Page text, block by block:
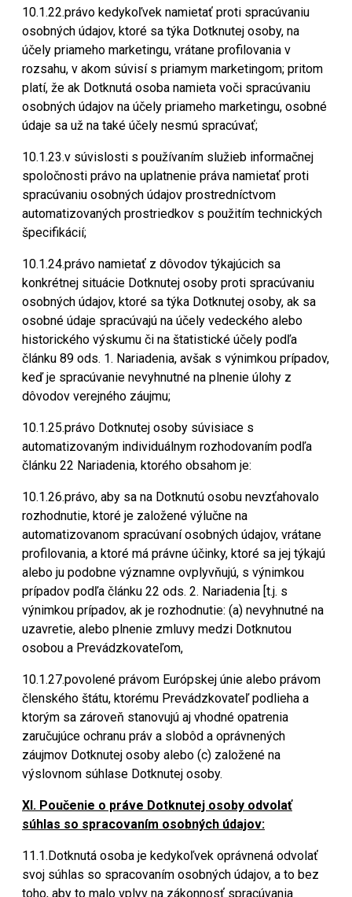
10.1.22.právo kedykoľvek namietať proti spracúvaniu
osobných údajov, ktoré sa týka Dotknutej osoby, na
účely priameho marketingu, vrátane profilovania v
rozsahu, v akom súvisí s priamym marketingom; pritom
platí, že ak Dotknutá osoba namieta voči spracúvaniu
osobných údajov na účely priameho marketingu, osobné
údaje sa už na také účely nesmú spracúvať;
10.1.23.v súvislosti s používaním služieb informačnej
spoločnosti právo na uplatnenie práva namietať proti
spracúvaniu osobných údajov prostredníctvom
automatizovaných prostriedkov s použitím technických
špecifikácií;
10.1.24.právo namietať z dôvodov týkajúcich sa
konkrétnej situácie Dotknutej osoby proti spracúvaniu
osobných údajov, ktoré sa týka Dotknutej osoby, ak sa
osobné údaje spracúvajú na účely vedeckého alebo
historického výskumu či na štatistické účely podľa
článku 89 ods. 1. Nariadenia, avšak s výnimkou prípadov,
keď je spracúvanie nevyhnutné na plnenie úlohy z
dôvodov verejného záujmu;
10.1.25.právo Dotknutej osoby súvisiace s
automatizovaným individuálnym rozhodovaním podľa
článku 22 Nariadenia, ktorého obsahom je:
10.1.26.právo, aby sa na Dotknutú osobu nevzťahovalo
rozhodnutie, ktoré je založené výlučne na
automatizovanom spracúvaní osobných údajov, vrátane
profilovania, a ktoré má právne účinky, ktoré sa jej týkajú
alebo ju podobne významne ovplyvňujú, s výnimkou
prípadov podľa článku 22 ods. 2. Nariadenia [t.j. s
výnimkou prípadov, ak je rozhodnutie: (a) nevyhnutné na
uzavretie, alebo plnenie zmluvy medzi Dotknutou
osobou a Prevádzkovateľom,
10.1.27.povolené právom Európskej únie alebo právom
členského štátu, ktorému Prevádzkovateľ podlieha a
ktorým sa zároveň stanovujú aj vhodné opatrenia
zaručujúce ochranu práv a slobôd a oprávnených
záujmov Dotknutej osoby alebo (c) založené na
výslovnom súhlase Dotknutej osoby.
XI. Poučenie o práve Dotknutej osoby odvolať
súhlas so spracovaním osobných údajov:
11.1.Dotknutá osoba je kedykoľvek oprávnená odvolať
svoj súhlas so spracovaním osobných údajov, a to bez
toho, aby to malo vplyv na zákonnosť spracúvania